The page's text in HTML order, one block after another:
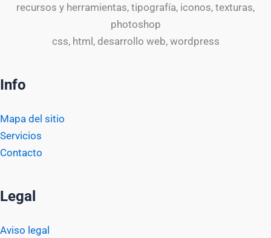
recursos y herramientas, tipografía, iconos, texturas,
photoshop
css, html, desarrollo web, wordpress
Info
Mapa del sitio
Servicios
Contacto
Legal
Aviso legal